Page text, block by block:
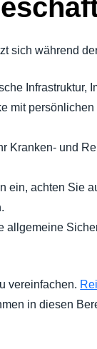
sich während
Infrastruktur,
mit
Kranken- und
ein, achten Sie
allgemeine
vereinfachen.
in diesen